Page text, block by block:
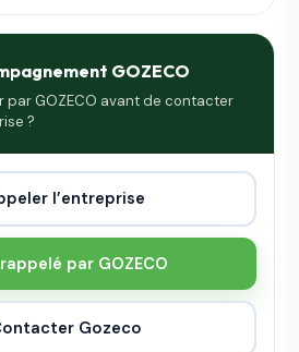
GOZECO
par GOZECO avant de contacter
?
l’entreprise
par GOZECO
Gozeco